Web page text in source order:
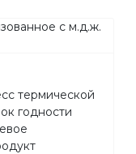
термической
годности